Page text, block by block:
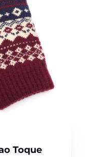
Toque